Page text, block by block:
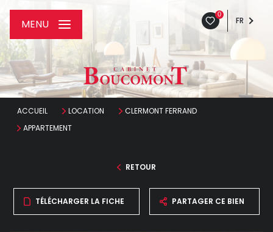
0
FR
MENU
ACCUEIL LOCATION
CLERMONT FERRAND
APPARTEMENT
RETOUR
TÉLÉCHARGER LA FICHE PARTAGER CE BIEN